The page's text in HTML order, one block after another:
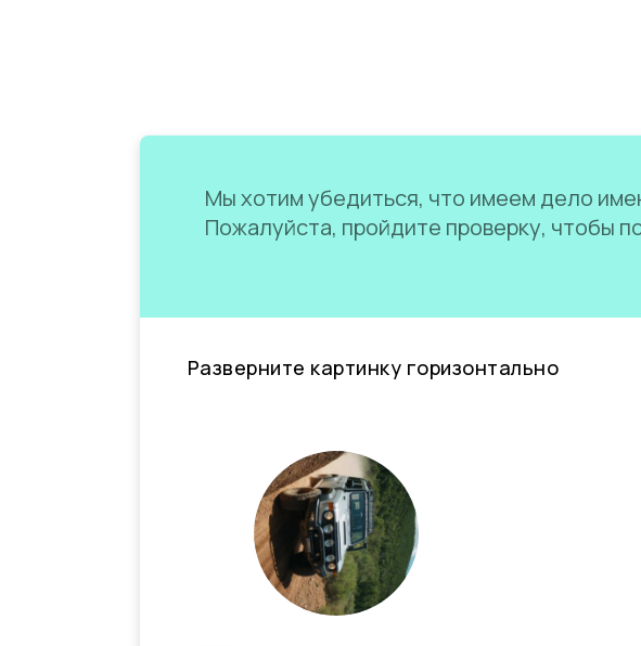
Мы хотим убедиться, что имеем дело
Пожалуйста, пройдите проверку, чтобы
Разверните картинку горизонтально